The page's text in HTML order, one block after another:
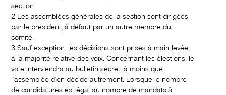
section.
2 Les assemblées générales de la section sont dirigées
par le président, à défaut par un autre membre du
comité.
3 Sauf exception, les décisions sont prises à main levée,
à la majorité relative des voix. Concernant les élections, le
vote interviendra au bulletin secret, à moins que
l’assemblée d’en décide autrement. Lorsque le nombre
de candidatures est égal au nombre de mandats à